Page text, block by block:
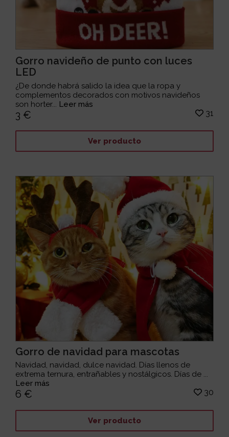
Gorro navideño de punto con luces
LED
¿De donde habrá salido la idea que la ropa y
complementos decorados con motivos navideños
son horter... Leer más
3 € 31
Ver producto
Gorro de navidad para mascotas
Navidad, navidad, dulce navidad. Días llenos de
extrema ternura, entrañables y nostálgicos. Días de ...
Leer más
6 € 30
Ver producto